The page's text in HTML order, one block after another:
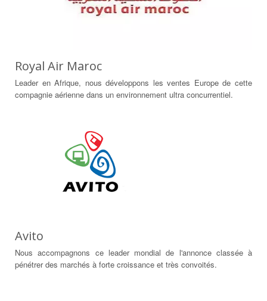
Royal Air Maroc
Leader en Afrique, nous développons les ventes Europe de cette
compagnie aérienne dans un environnement ultra concurrentiel.
Avito
Nous accompagnons ce leader mondial de l'annonce classée à
pénétrer des marchés à forte croissance et très convoités.